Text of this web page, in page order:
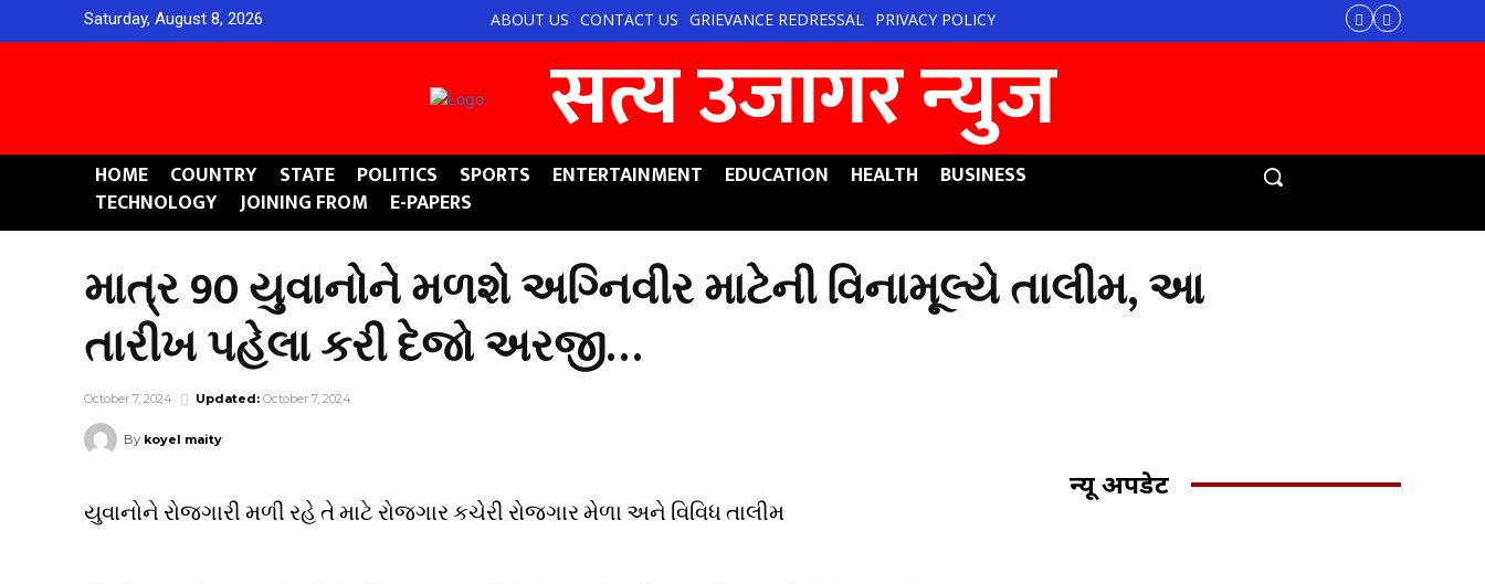
Saturday, August 8, 2026 ABOUT US CONTACT US GRIEVANCE REDRESSAL PRIVACY POLICY
सत्य उजागर न्‍युज
HOME COUNTRY STATE POLITICS SPORTS ENTERTAINMENT EDUCATION HEALTH
BUSINESS
TECHNOLOGY
JOINING FROM E-PAPERS
માત્ર 90 યુવાનોને મળશે અગ્નિવીર માટેની વિનામૂલ્યે તાલીમ, આ
તારીખ પહેલા કરી દેજો અરજી…
October 7, 2024 Updated: October 7, 2024
By koyel maity
યુવાનોને રોજગારી મળી રહે તે માટે રોજગાર કચેરી રોજગાર મેળા અને વિવિધ તાલીમ
न्यू अपडेट